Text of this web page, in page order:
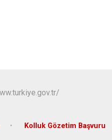
Kolluk Gözetim Başvuru